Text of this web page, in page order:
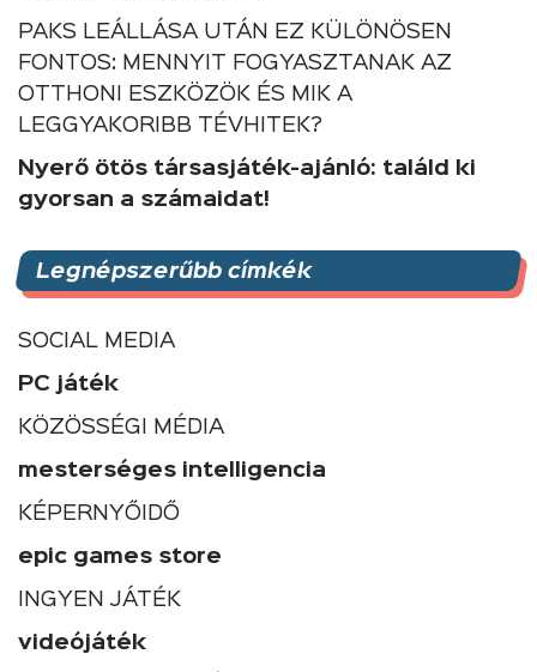
PAKS LEÁLLÁSA UTÁN EZ KÜLÖNÖSEN
FONTOS: MENNYIT FOGYASZTANAK AZ
OTTHONI ESZKÖZÖK ÉS MIK A
LEGGYAKORIBB TÉVHITEK?
Nyerő ötös társasjáték-ajánló: találd ki
gyorsan a számaidat!
Legnépszerűbb címkék
SOCIAL MEDIA
PC játék
KÖZÖSSÉGI MÉDIA
mesterséges intelligencia
KÉPERNYŐIDŐ
epic games store
INGYEN JÁTÉK
videójáték